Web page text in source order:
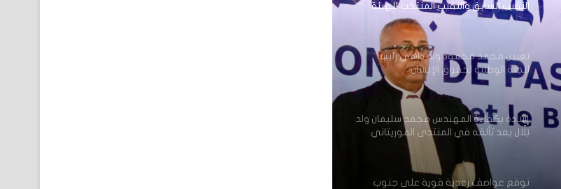
النقيب السابق والنقيب المنتخب للهيئة
الوطنية للمحامين
تعيين محمد محمود ولد داهي رئيسا
للجنة الوطنية لحقوق الإنسان
إشادة بكفاءة المهندس محمد سليمان ولد
بَلَّال بعد تألقه في المنتدى الموريتاني
توقع عواصف رعدية قوية على جنوب